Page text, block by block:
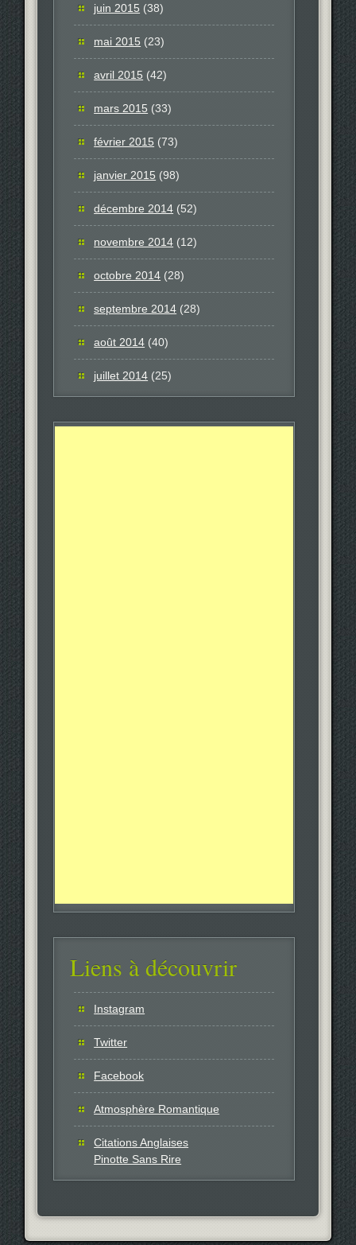
juin 2015 (38)
mai 2015 (23)
avril 2015 (42)
mars 2015 (33)
février 2015 (73)
janvier 2015 (98)
décembre 2014 (52)
novembre 2014 (12)
octobre 2014 (28)
septembre 2014 (28)
août 2014 (40)
juillet 2014 (25)
Liens à découvrir
Instagram
Twitter
Facebook
Atmosphère Romantique
Citations Anglaises
Pinotte Sans Rire